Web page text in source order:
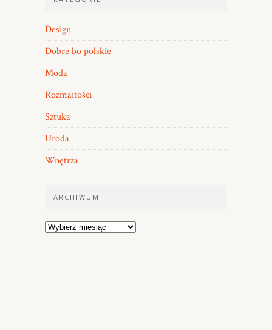
Design
Dobre bo polskie
Moda
Rozmaitości
Sztuka
Uroda
Wnętrza
ARCHIWUM
Archiwum